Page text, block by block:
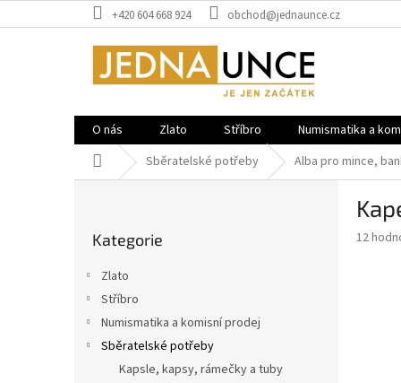
na
+420 604 668 924 obchod@jednaunce.cz
O nás Zlato Stříbro Numismatika a
Domů Sběratelské potřeby Alba pro mince,
kategorie
Kategorie
Zlato
Stříbro
Numismatika a komisní prodej
Sběratelské potřeby
Kapsle, kapsy, rámečky a tuby
12